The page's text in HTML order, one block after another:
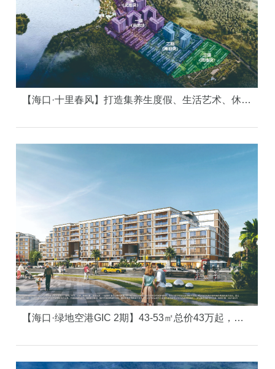
【海口·十里春风】打造集养生度假、生活艺术、休闲游乐、居住教育为一体的全家庭湖畔旅居综合体。
【海口·绿地空港GIC 2期】43-53㎡总价43万起，抢占起飞型空港资产！